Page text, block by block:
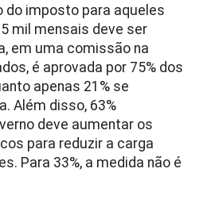
do imposto para aqueles
mil mensais deve ser
em uma comissão na
é aprovada por 75% dos
apenas 21% se
Além disso, 63%
deve aumentar os
para reduzir a carga
Para 33%, a medida não é